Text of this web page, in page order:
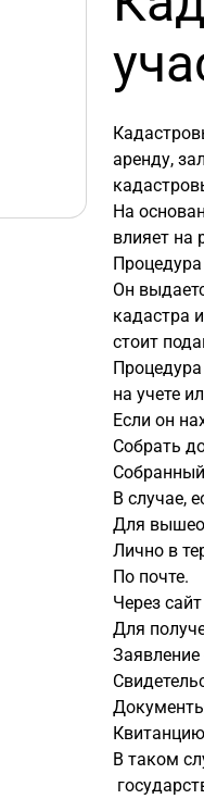
аренду,
На
влияет на
Он
кадастра
стоит
на учете
Если он
Собрать
В случае,
Для
Лично в
По почте.
Через
Для
Заявление
Квитанцию
В таком